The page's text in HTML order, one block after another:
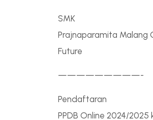
SMK
Prajnaparamita Malang
Future
—————————-
Pendaftaran
PPDB Online 2024/2025